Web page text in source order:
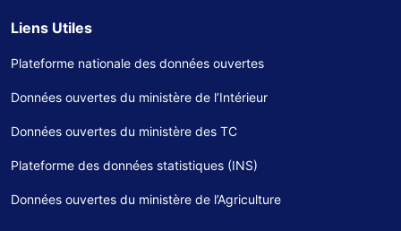
Liens Utiles
Plateforme nationale des données ouvertes
Données ouvertes du ministère de l’Intérieur
Données ouvertes du ministère des TC
Plateforme des données statistiques (INS)
Données ouvertes du ministère de l’Agriculture